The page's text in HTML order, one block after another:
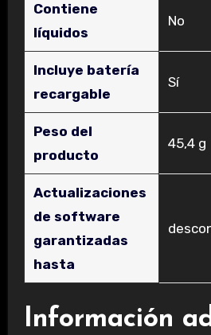
Contiene
líquidos
‎No
Incluye batería
recargable
‎Sí
Peso del
producto
‎45,4 g
Actualizaciones
de software
garantizadas
hasta
Información